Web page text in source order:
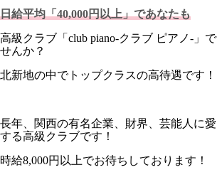
日給平均「40,000円以上」であなたも
高級クラブ「club piano-クラブ ピアノ-」
せんか？
北新地の中でトップクラスの高待遇です！
長年、関西の有名企業、財界、芸能人に
する高級クラブです！
時給8,000円以上でお待ちしております！